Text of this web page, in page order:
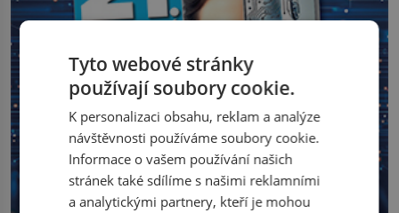
Tyto webové stránky
používají soubory cookie.
K personalizaci obsahu, reklam a analýze
návštěvnosti používáme soubory cookie.
Informace o vašem používání našich
stránek také sdílíme s našimi reklamními
a analytickými partnery, kteří je mohou